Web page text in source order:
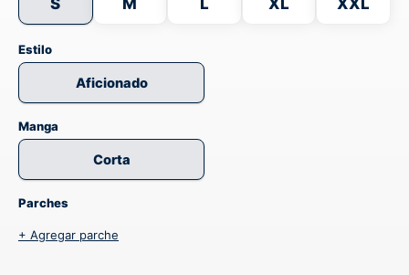
S M L XL XXL
Estilo
Aficionado
Manga
Corta
Parches
+ Agregar parche